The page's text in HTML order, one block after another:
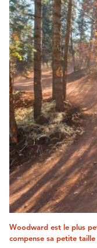
Woodward est le plus
compense sa petite